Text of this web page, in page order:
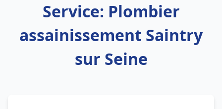
Service: Plombier
assainissement Saintry
sur Seine